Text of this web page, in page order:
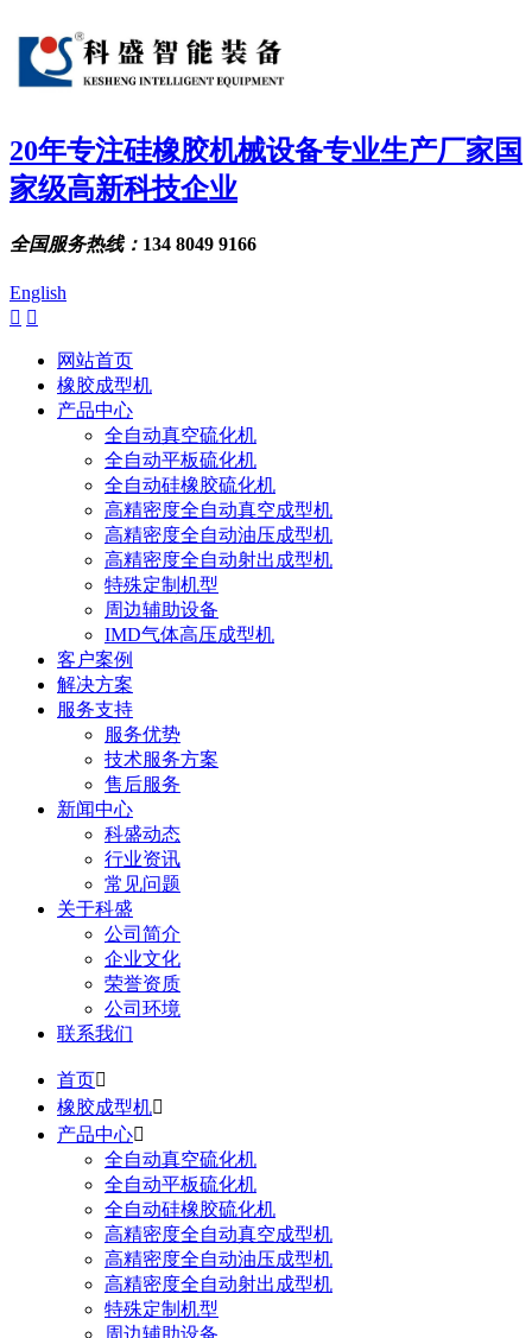
20年专注硅橡胶机械设备专业生产厂家国
家级高新科技企业
全国服务热线： 134 8049 9166
English
 
网站首页
橡胶成型机
产品中心
全自动真空硫化机
全自动平板硫化机
全自动硅橡胶硫化机
高精密度全自动真空成型机
高精密度全自动油压成型机
高精密度全自动射出成型机
特殊定制机型
周边辅助设备
IMD气体高压成型机
客户案例
解决方案
服务支持
服务优势
技术服务方案
售后服务
新闻中心
科盛动态
行业资讯
常见问题
关于科盛
公司简介
企业文化
荣誉资质
公司环境
联系我们
首页
橡胶成型机
产品中心
全自动真空硫化机
全自动平板硫化机
全自动硅橡胶硫化机
高精密度全自动真空成型机
高精密度全自动油压成型机
高精密度全自动射出成型机
特殊定制机型